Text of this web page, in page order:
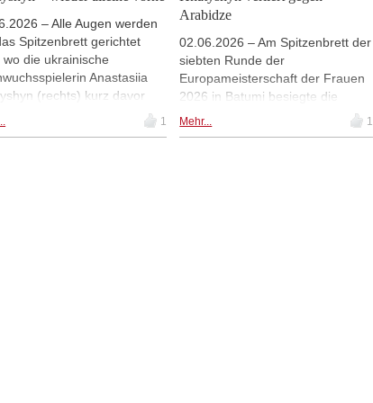
– Alle Augen werden
Spitzenbrett gerichtet
wo die ukrainische
Anastasiia
(rechts) kurz davor
Geschichte zu schreiben.
den monumentalen Erfolg
1
Arabidze
02.06.2026 – Am Spitzenbrett der
siebten Runde der
Europameisterschaft der Frauen
2026 in Batumi besiegte die
Europameisterin von 2023, Meri
Arabidze (Titelfoto links), die 15-
Mehr... 1